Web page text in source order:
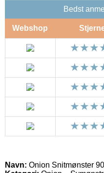
Bedst
Webshop
Navn: Onion Snitmønster